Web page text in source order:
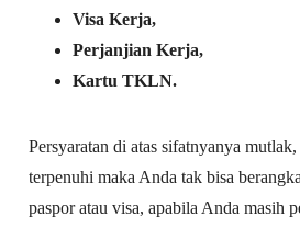
Visa Kerja,
Perjanjian Kerja,
Kartu TKLN.
Persyaratan di atas sifatnyanya
terpenuhi maka Anda tak bisa
paspor atau visa, apabila Anda masih